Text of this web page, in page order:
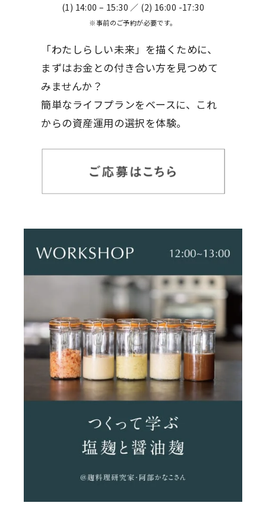
(1) 14:00 – 15:30 ／ (2) 16:00 -17:30
※事前のご予約が必要です。
「わたしらしい未来」を描くために、
まずはお金との付き合い方を見つめて
みませんか？
簡単なライフプランをベースに、これ
からの資産運用の選択を体験。